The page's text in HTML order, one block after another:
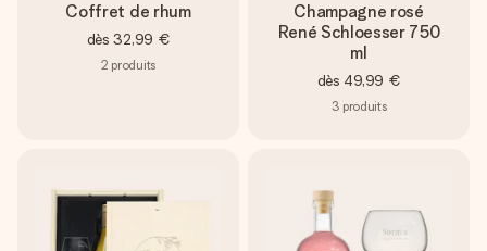
Coffret de rhum
dès 32,99 €
2 produits
Champagne rosé
René Schloesser 750
ml
dès 49,99 €
3 produits